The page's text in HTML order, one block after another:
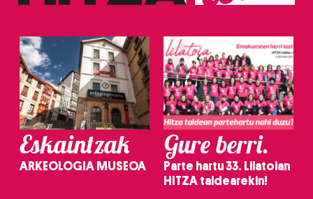
Eskaintzak
ARKEOLOGIA MUSEOA
Gure berri.
Parte hartu 33. Lilatoian
HITZA taldearekin!